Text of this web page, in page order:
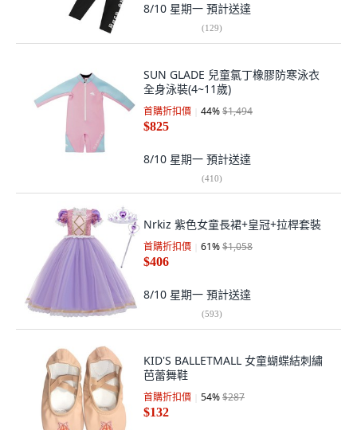
8/10 星期一 預計送達
(129)
SUN GLADE 兒童氯丁橡膠防寒泳衣
全身泳裝(4~11歲)
首購折扣價 44%$1,494
$825
8/10 星期一 預計送達
(410)
Nrkiz 紫色女童長裙+皇冠+拉桿套裝
首購折扣價 61%$1,058
$406
8/10 星期一 預計送達
(593)
KID'S BALLETMALL 女童蝴蝶結刺繡
芭蕾舞鞋
首購折扣價 54%$287
$132